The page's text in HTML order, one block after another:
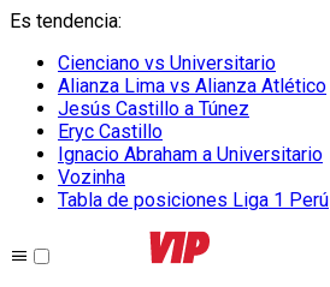
Es tendencia:
Cienciano vs Universitario
Alianza Lima vs Alianza Atlético
Jesús Castillo a Túnez
Eryc Castillo
Ignacio Abraham a Universitario
Vozinha
Tabla de posiciones Liga 1 Perú